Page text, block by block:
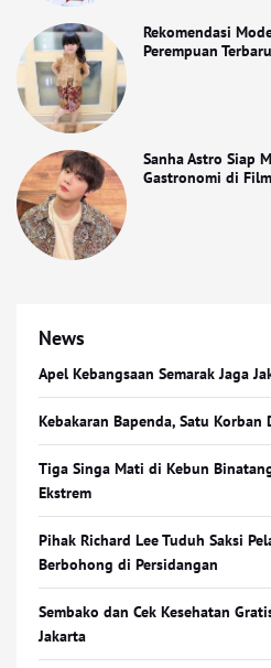
Rekomendasi
Perempuan Terbaru
Sanha Astro Siap
Gastronomi di Film
News
Apel Kebangsaan Semarak Jaga
Kebakaran Bapenda, Satu
Tiga Singa Mati di Kebun
Ekstrem
Pihak Richard Lee Tuduh Saksi
Berbohong di Persidangan
Sembako dan Cek Kesehatan
Jakarta